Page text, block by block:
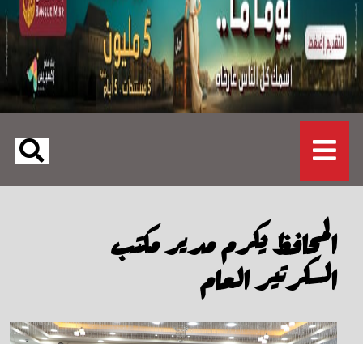
المحافظ يكرم مدير مكتب
السكرتير العام